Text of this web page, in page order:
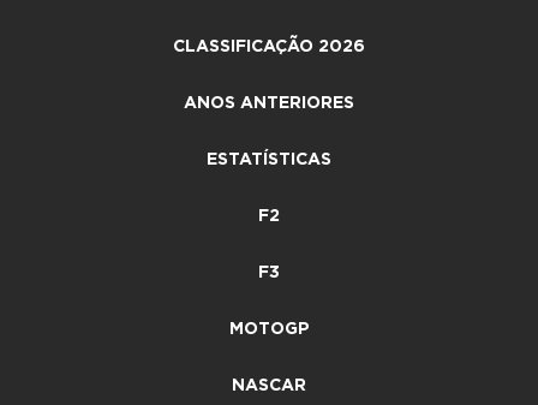
CLASSIFICAÇÃO 2026
ANOS ANTERIORES
ESTATÍSTICAS
F2
F3
MOTOGP
NASCAR